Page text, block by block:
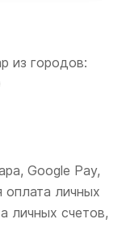
из городов:
Google Pay,
оплата личных
личных счетов,